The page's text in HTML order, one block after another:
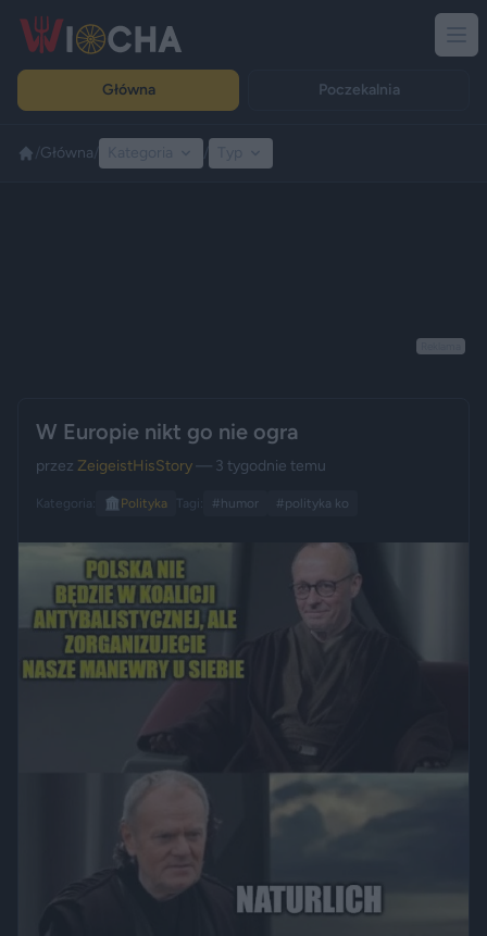
Główna Poczekalnia
Główna
W Europie nikt go nie ogra
przez ZeigeistHisStory— 3 tygodnie temu
Kategoria: 🏛️ Polityka Tagi: #humor #polityka ko